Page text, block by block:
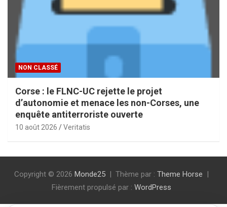
NON CLASSÉ
Corse : le FLNC-UC rejette le projet
d’autonomie et menace les non-Corses, une
enquête antiterroriste ouverte
10 août 2026 Veritatis
Copyright © 2026 Monde25 Thème par : Theme Horse
Fièrement propulsé par : WordPress